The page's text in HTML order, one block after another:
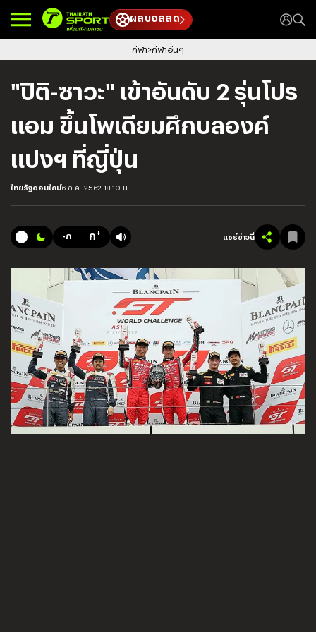
ผลบอลสด
กีฬา กีฬาอื่นๆ
"ปิติ-ซาวะ" เข้าอันดับ 2 รุ่นโปร
แอม ขึ้นโพเดียมศึกบลองค์
แปงฯ ที่ญี่ปุ่น
ไทยรัฐออนไลน์6 ก.ค. 2562 18:10 น.
-ก ก+ แชร์ข่าวนี้